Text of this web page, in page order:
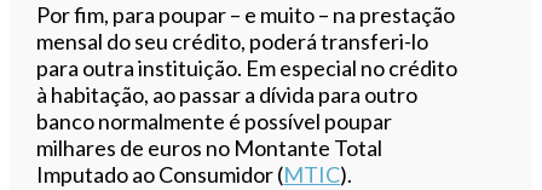
Por fim, para poupar – e muito – na prestação
mensal do seu crédito, poderá transferi-lo
para outra instituição. Em especial no crédito
à habitação, ao passar a dívida para outro
banco normalmente é possível poupar
milhares de euros no Montante Total
Imputado ao Consumidor (MTIC).